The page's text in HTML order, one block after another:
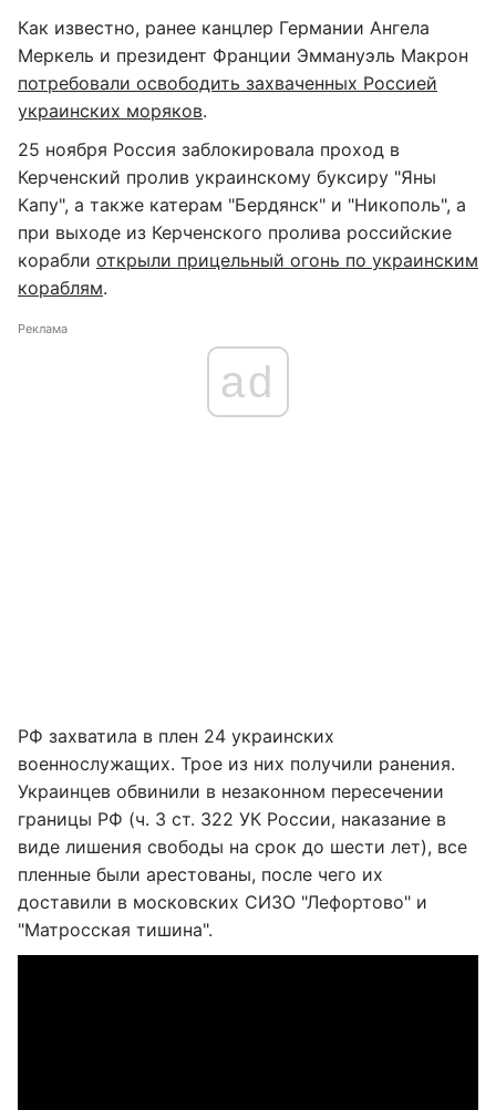
Как известно, ранее канцлер Германии Ангела
Меркель и президент Франции Эммануэль Макрон
потребовали освободить захваченных Россией
украинских моряков.
25 ноября Россия заблокировала проход в
Керченский пролив украинскому буксиру "Яны
Капу", а также катерам "Бердянск" и "Никополь", а
при выходе из Керченского пролива российские
корабли открыли прицельный огонь по украинским
кораблям.
Реклама
ad
РФ захватила в плен 24 украинских
военнослужащих. Трое из них получили ранения.
Украинцев обвинили в незаконном пересечении
границы РФ (ч. 3 ст. 322 УК России, наказание в
виде лишения свободы на срок до шести лет), все
пленные были арестованы, после чего их
доставили в московских СИЗО "Лефортово" и
"Матросская тишина".